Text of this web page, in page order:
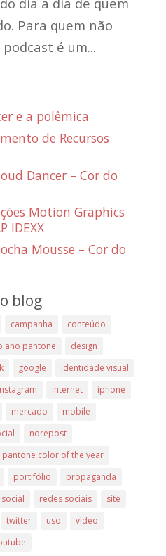
Para quem não
é um...
e a polêmica
de Recursos
Dancer – Cor do
Motion Graphics
IDEXX
Mousse – Cor do
blog
campanha
conteúdo
ano pantone
design
google
identidade visual
internet
iphone
mercado
mobile
norepost
pantone color of the year
portifólio
propaganda
redes sociais
site
twitter uso
vídeo